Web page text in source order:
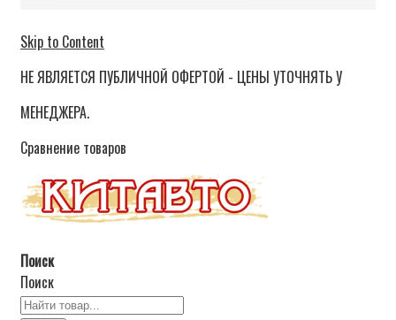
Skip to Content
НЕ ЯВЛЯЕТСЯ ПУБЛИЧНОЙ ОФЕРТОЙ - ЦЕНЫ УТОЧНЯТЬ У
МЕНЕДЖЕРА.
Сравнение товаров
Поиск
Поиск